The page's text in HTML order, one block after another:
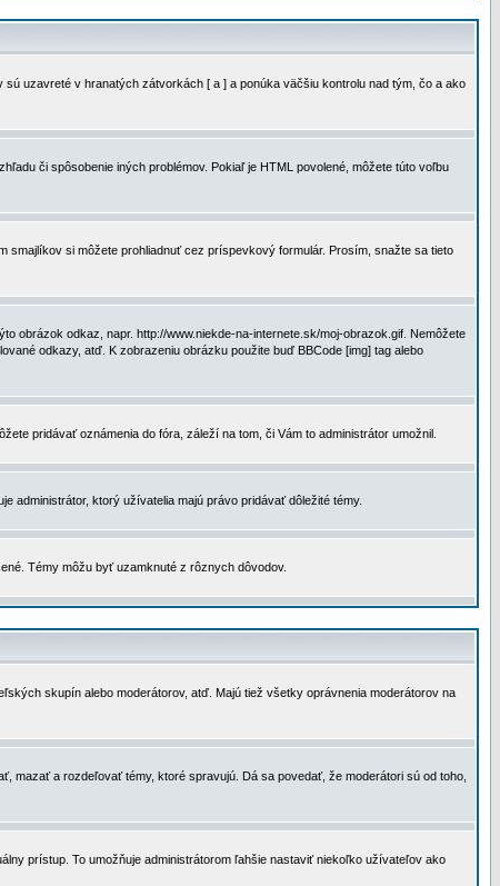
uzavreté v hranatých zátvorkách [ a ] a ponúka väčšiu kontrolu nad tým, čo a ako
či spôsobenie iných problémov. Pokiaľ je HTML povolené, môžete túto voľbu
smajlíkov si môžete prohliadnuť cez príspevkový formulár. Prosím, snažte sa tieto
obrázok odkaz, napr. http://www.niekde-na-internete.sk/moj-obrazok.gif. Nemôžete
odkazy, atď. K zobrazeniu obrázku použite buď BBCode [img] tag alebo
pridávať oznámenia do fóra, záleží na tom, či Vám to administrátor umožnil.
administrátor, ktorý užívatelia majú právo pridávať dôležité témy.
Témy môžu byť uzamknuté z rôznych dôvodov.
skupín alebo moderátorov, atď. Majú tiež všetky oprávnenia moderátorov na
a rozdeľovať témy, ktoré spravujú. Dá sa povedať, že moderátori sú od toho,
prístup. To umožňuje administrátorom ľahšie nastaviť niekoľko užívateľov ako